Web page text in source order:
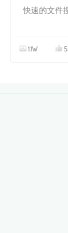
快速的文件
1.1W